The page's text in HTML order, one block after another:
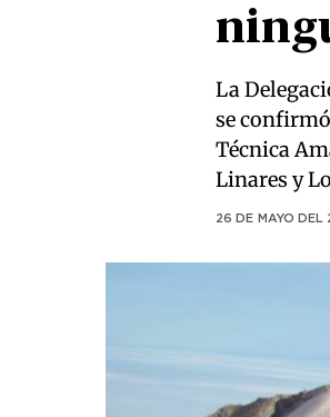
La
se
Técnica
Linares y
26 DE MAYO DEL